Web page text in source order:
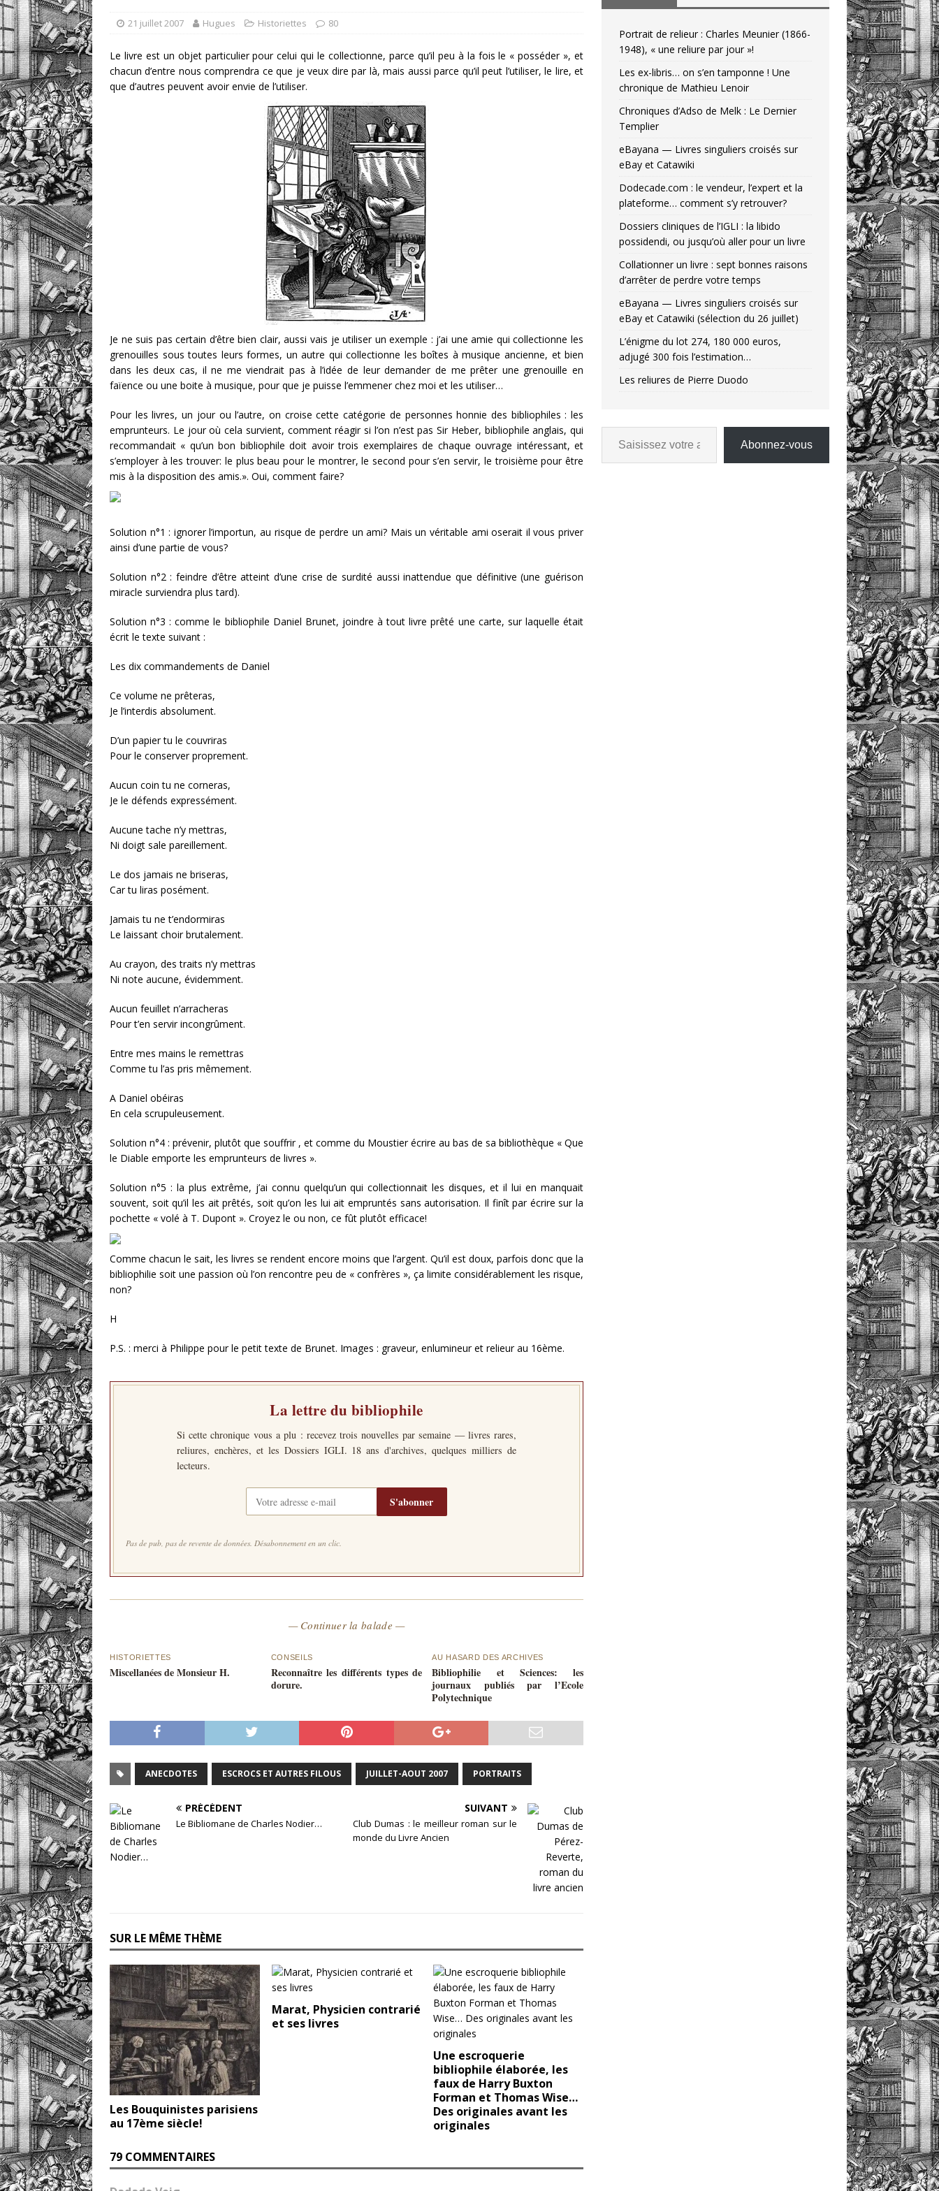
retrouver?
DIVERS
DIVERS
21 juillet 2007 Hugues Historiettes 80
Le livre est un objet particulier pour celui qui le collectionne, parce qu’il peu à la fois le « posséder », et
chacun d’entre nous comprendra ce que je veux dire par là, mais aussi parce qu’il peut l’utiliser, le lire, et
que d’autres peuvent avoir envie de l’utiliser.
Je ne suis pas certain d’être bien clair, aussi vais je utiliser un exemple : j’ai une amie qui collectionne les
grenouilles sous toutes leurs formes, un autre qui collectionne les boîtes à musique ancienne, et bien
dans les deux cas, il ne me viendrait pas à l’idée de leur demander de me prêter une grenouille en
faïence ou une boite à musique, pour que je puisse l’emmener chez moi et les utiliser…
Pour les livres, un jour ou l’autre, on croise cette catégorie de personnes honnie des bibliophiles : les
emprunteurs. Le jour où cela survient, comment réagir si l’on n’est pas Sir Heber, bibliophile anglais, qui
recommandait « qu’un bon bibliophile doit avoir trois exemplaires de chaque ouvrage intéressant, et
s’employer à les trouver: le plus beau pour le montrer, le second pour s’en servir, le troisième pour être
mis à la disposition des amis.». Oui, comment faire?
Solution n°1 : ignorer l’importun, au risque de perdre un ami? Mais un véritable ami oserait il vous priver
ainsi d’une partie de vous?
Solution n°2 : feindre d’être atteint d’une crise de surdité aussi inattendue que définitive (une guérison
miracle surviendra plus tard).
Solution n°3 : comme le bibliophile Daniel Brunet, joindre à tout livre prêté une carte, sur laquelle était
écrit le texte suivant :
Les dix commandements de Daniel
Ce volume ne prêteras,
Je l’interdis absolument.
D’un papier tu le couvriras
Pour le conserver proprement.
Aucun coin tu ne corneras,
Je le défends expressément.
Aucune tache n’y mettras,
Ni doigt sale pareillement.
Le dos jamais ne briseras,
Car tu liras posément.
Jamais tu ne t’endormiras
Le laissant choir brutalement.
Au crayon, des traits n’y mettras
Ni note aucune, évidemment.
Aucun feuillet n’arracheras
Pour t’en servir incongrûment.
Entre mes mains le remettras
Comme tu l’as pris mêmement.
A Daniel obéiras
En cela scrupuleusement.
Solution n°4 : prévenir, plutôt que souffrir , et comme du Moustier écrire au bas de sa bibliothèque « Que
le Diable emporte les emprunteurs de livres ».
Solution n°5 : la plus extrême, j’ai connu quelqu’un qui collectionnait les disques, et il lui en manquait
souvent, soit qu’il les ait prêtés, soit qu’on les lui ait empruntés sans autorisation. Il finît par écrire sur la
pochette « volé à T. Dupont ». Croyez le ou non, ce fût plutôt efficace!
Comme chacun le sait, les livres se rendent encore moins que l’argent. Qu’il est doux, parfois donc que la
bibliophilie soit une passion où l’on rencontre peu de « confrères », ça limite considérablement les risque,
non?
H
P.S. : merci à Philippe pour le petit texte de Brunet. Images : graveur, enlumineur et relieur au 16ème.
La lettre du bibliophile
Si cette chronique vous a plu : recevez trois nouvelles par semaine — livres rares,
reliures, enchères, et les Dossiers IGLI. 18 ans d'archives, quelques milliers de
lecteurs.
S'abonner
Pas de pub, pas de revente de données. Désabonnement en un clic.
— Continuer la balade —
HISTORIETTES
Miscellanées de Monsieur H.
CONSEILS
Reconnaître les différents types de
dorure.
AU HASARD DES ARCHIVES
Bibliophilie et Sciences: les
journaux publiés par l’Ecole
Polytechnique
ANECDOTES ESCROCS ET AUTRES FILOUS JUILLET-AOUT 2007 PORTRAITS
PRÉCÉDENT
Le Bibliomane de Charles Nodier…
SUIVANT
Club Dumas : le meilleur roman sur le
monde du Livre Ancien
SUR LE MÊME THÈME
Les Bouquinistes parisiens
au 17ème siècle!
Marat, Physicien contrarié
et ses livres
Une escroquerie
bibliophile élaborée, les
faux de Harry Buxton
Forman et Thomas Wise…
Des originales avant les
originales
79 COMMENTAIRES
Portrait de relieur : Charles Meunier (1866-
1948), « une reliure par jour »!
Les ex-libris… on s’en tamponne ! Une
chronique de Mathieu Lenoir
Chroniques d’Adso de Melk : Le Dernier
Templier
eBayana — Livres singuliers croisés sur
eBay et Catawiki
Dodecade.com : le vendeur, l’expert et la
plateforme… comment s’y retrouver?
Dossiers cliniques de l’IGLI : la libido
possidendi, ou jusqu’où aller pour un livre
Collationner un livre : sept bonnes raisons
d’arrêter de perdre votre temps
eBayana — Livres singuliers croisés sur
eBay et Catawiki (sélection du 26 juillet)
L’énigme du lot 274, 180 000 euros,
adjugé 300 fois l’estimation…
Les reliures de Pierre Duodo
Abonnez-vous